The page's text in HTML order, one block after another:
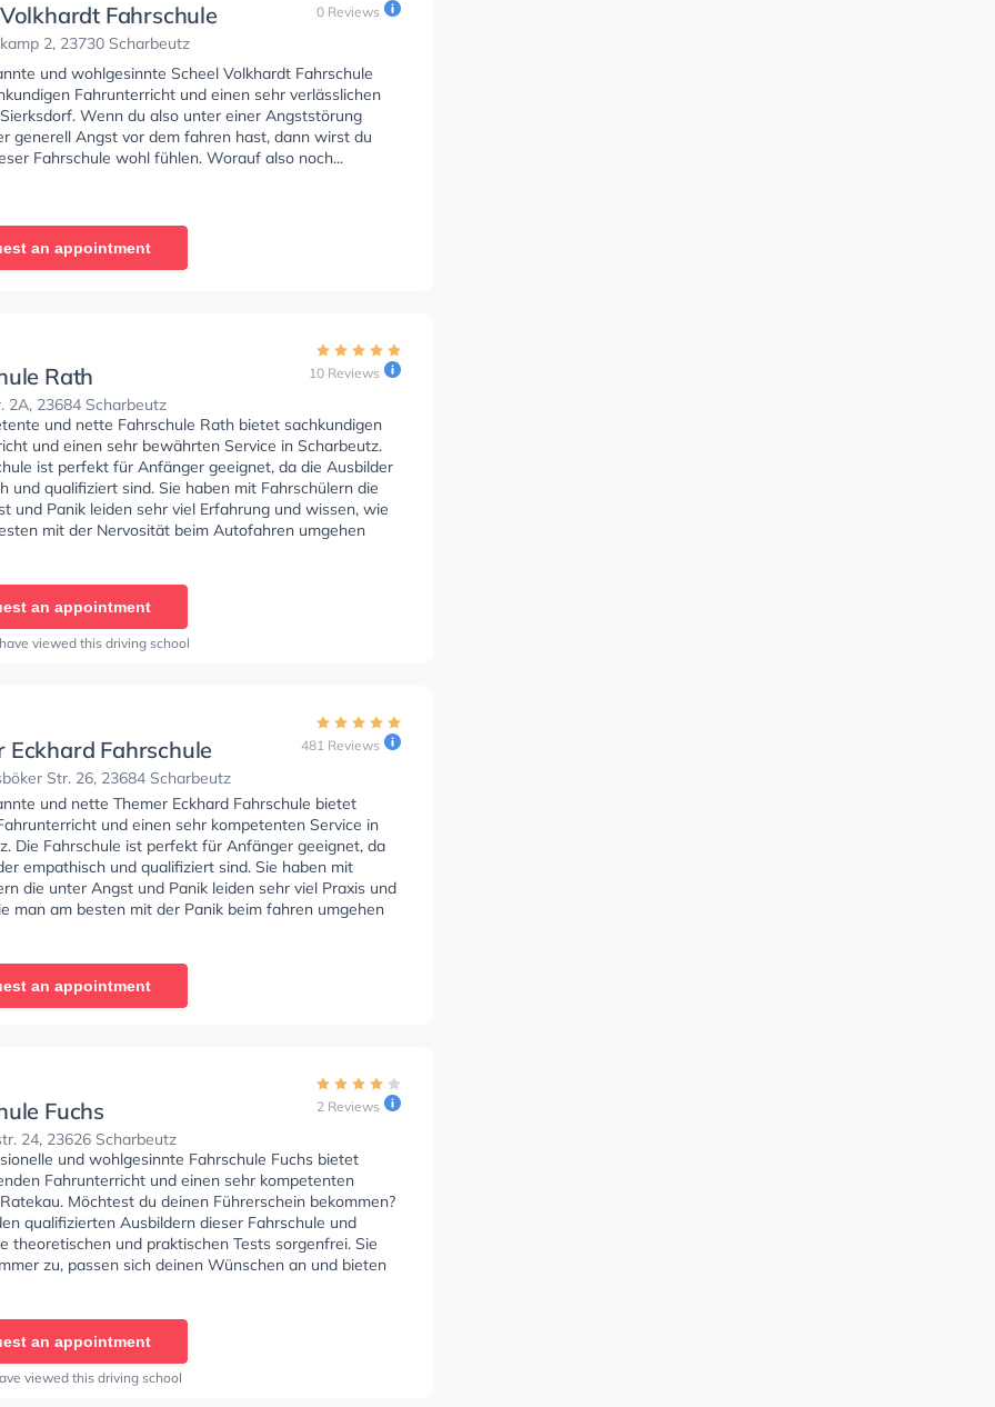
Fahrschule
2, 23730 Scharbeutz
0 Reviews
und wohlgesinnte Scheel Volkhardt Fahrschule
Fahrunterricht und einen sehr verlässlichen
Wenn du also unter einer Angststörung
generell Angst vor dem fahren hast, dann wirst du
Fahrschule wohl fühlen. Worauf also noch...
an appointment
Rath
2A, 23684 Scharbeutz
10 Reviews
und nette Fahrschule Rath bietet sachkundigen
und einen sehr bewährten Service in Scharbeutz.
ist perfekt für Anfänger geeignet, da die Ausbilder
und qualifiziert sind. Sie haben mit Fahrschülern die
und Panik leiden sehr viel Erfahrung und wissen, wie
mit der Nervosität beim Autofahren umgehen
an appointment
viewed this driving school
Eckhard Fahrschule
Str. 26, 23684 Scharbeutz
481 Reviews
und nette Themer Eckhard Fahrschule bietet
und einen sehr kompetenten Service in
Die Fahrschule ist perfekt für Anfänger geeignet, da
empathisch und qualifiziert sind. Sie haben mit
die unter Angst und Panik leiden sehr viel Praxis und
man am besten mit der Panik beim fahren umgehen
an appointment
Fuchs
24, 23626 Scharbeutz
2 Reviews
und wohlgesinnte Fahrschule Fuchs bietet
Fahrunterricht und einen sehr kompetenten
Möchtest du deinen Führerschein bekommen?
qualifizierten Ausbildern dieser Fahrschule und
theoretischen und praktischen Tests sorgenfrei. Sie
zu, passen sich deinen Wünschen an und bieten
Lernerfahrung.
an appointment
viewed this driving school